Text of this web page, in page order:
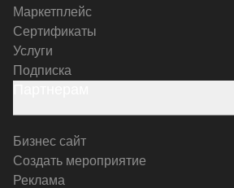
Маркетплейс
Сертификаты
Услуги
Подписка
Бизнес сайт
Создать мероприятие
Реклама